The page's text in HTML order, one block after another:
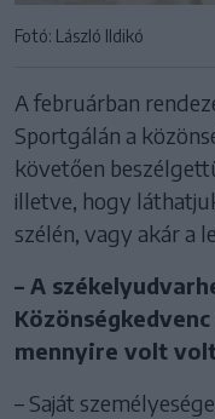
Fotó: László Ildikó
A februárban
Sportgálán a
követően
illetve, hogy
szélén, vagy akár a
– A
mennyire volt
– Saját